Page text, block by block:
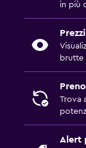
in più
brutte
Trova
Alert